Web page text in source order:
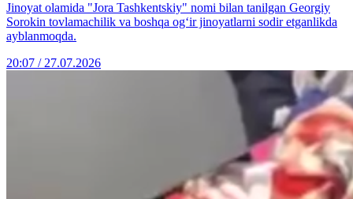
Jinoyat olamida "Jora Tashkentskiy" nomi bilan tanilgan Georgiy
Sorokin tovlamachilik va boshqa og‘ir jinoyatlarni sodir etganlikda
ayblanmoqda.
20:07 / 27.07.2026